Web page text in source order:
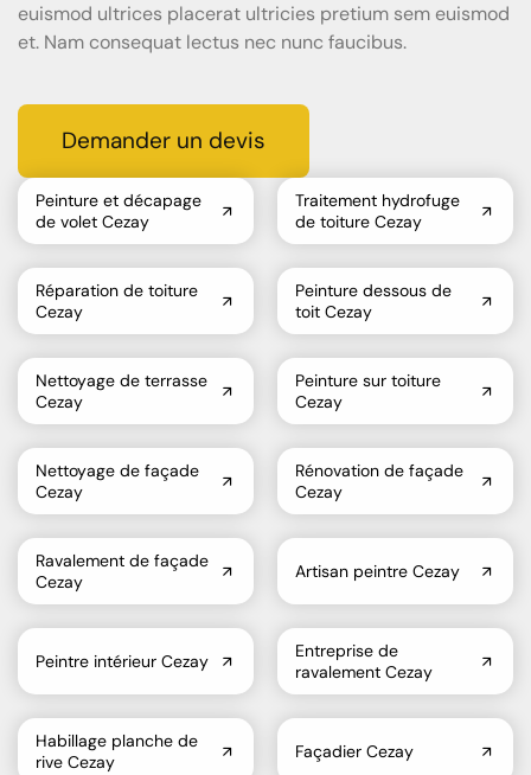
euismod ultrices placerat ultricies pretium sem euismod
et. Nam consequat lectus nec nunc faucibus.
Demander un devis
Peinture et décapage
de volet Cezay
Traitement hydrofuge
de toiture Cezay
Réparation de toiture
Cezay
Peinture dessous de
toit Cezay
Nettoyage de terrasse
Cezay
Peinture sur toiture
Cezay
Nettoyage de façade
Cezay
Rénovation de façade
Cezay
Ravalement de façade
Cezay
Artisan peintre Cezay
Peintre intérieur Cezay
Entreprise de
ravalement Cezay
Habillage planche de
rive Cezay
Façadier Cezay